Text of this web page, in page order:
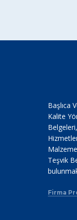
Başlıca
Kalite
Teşvik
Firma